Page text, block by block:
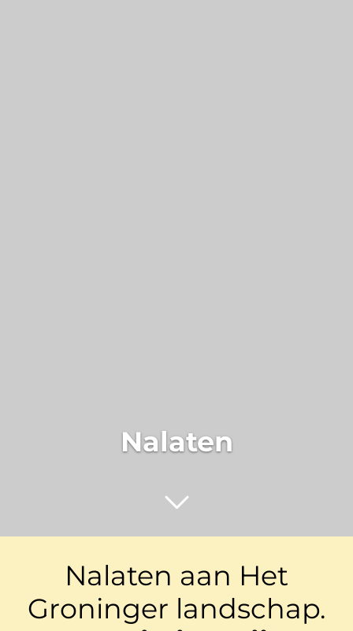
Nalaten
Nalaten aan Het
Groninger landschap.